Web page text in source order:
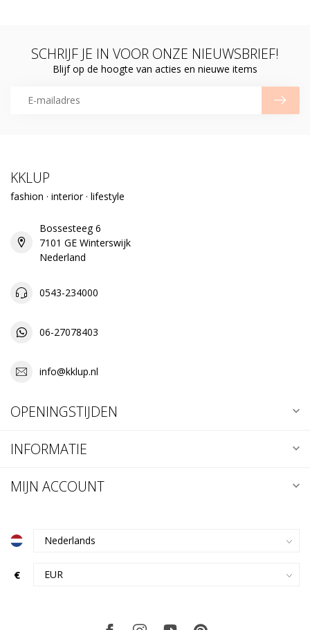
SCHRIJF JE IN VOOR ONZE NIEUWSBRIEF!
Blijf op de hoogte van acties en nieuwe items
KKLUP
fashion · interior · lifestyle
Bossesteeg 6
7101 GE Winterswijk
Nederland
0543-234000
06-27078403
info@kklup.nl
OPENINGSTIJDEN
INFORMATIE
MIJN ACCOUNT
€